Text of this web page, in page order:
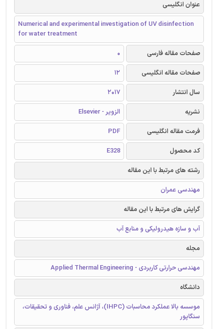
عنوان انگلیسی
Numerical and experimental investigation of UV disinfection
for water treatment
صفحات مقاله فارسی
0
صفحات مقاله انگلیسی
12
سال انتشار
2017
نشریه
الزویر - Elsevier
فرمت مقاله انگلیسی
PDF
کد محصول
E328
رشته های مرتبط با این مقاله
مهندسی عمران
گرایش های مرتبط با این مقاله
آب و سازه هیدرولیکی و منابع آب
مجله
مهندسی حرارتی کاربردی - Applied Thermal Engineering
دانشگاه
موسسه بالا عملکرد محاسبات (IHPC)، آژانس علم، فناوری و تحقیقات،
سنگاپور